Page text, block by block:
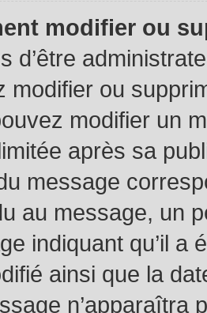
modifier ou
d’être
modifier ou
modifier un
après sa
message
au message, un
indiquant qu’il a
ainsi que la
n’apparaîtra